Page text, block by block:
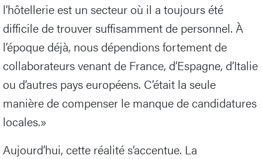
l’hôtellerie est un secteur où il a toujours été
difficile de trouver suffisamment de personnel. À
l’époque déjà, nous dépendions fortement de
collaborateurs venant de France, d’Espagne, d’Italie
ou d’autres pays européens. C’était la seule
manière de compenser le manque de candidatures
locales.»
Aujourd’hui, cette réalité s’accentue. La